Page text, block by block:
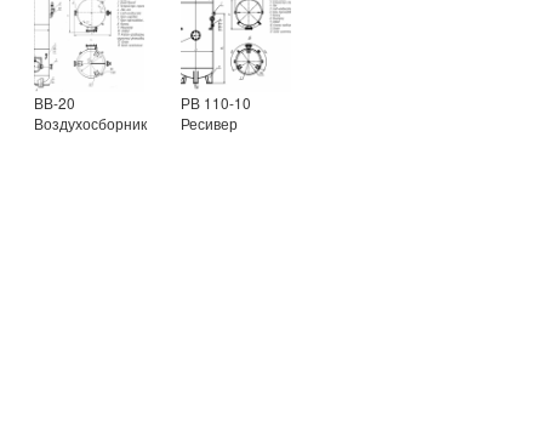
ВВ-20
Воздухосборник
РВ 110-10
Ресивер